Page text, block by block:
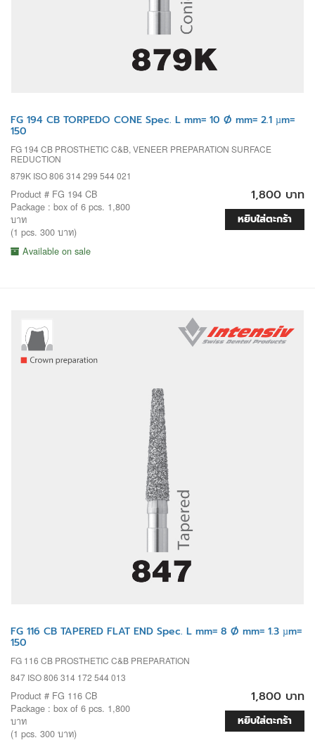
FG 194 CB TORPEDO CONE Spec. L mm= 10 Ø mm= 2.1 µm=
150
FG 194 CB PROSTHETIC C&B, VENEER PREPARATION SURFACE
REDUCTION
879K ISO 806 314 299 544 021
Product # FG 194 CB
Package : box of 6 pcs. 1,800
บาท
(1 pcs. 300 บาท)
Available on sale
1,800 บาท
หยิบใส่ตะกร้า
FG 116 CB TAPERED FLAT END Spec. L mm= 8 Ø mm= 1.3 µm=
150
FG 116 CB PROSTHETIC C&B PREPARATION
847 ISO 806 314 172 544 013
Product # FG 116 CB
Package : box of 6 pcs. 1,800
บาท
(1 pcs. 300 บาท)
1,800 บาท
หยิบใส่ตะกร้า